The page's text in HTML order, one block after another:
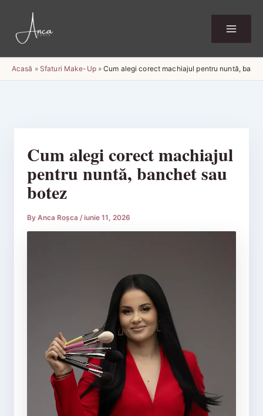
content
Acasă » Sfaturi Make-Up»Cum alegi corect machiajul pentru nuntă,
Cum alegi corect machiajul
pentru nuntă, banchet sau
botez
By Anca Roșca /iunie 11, 2026